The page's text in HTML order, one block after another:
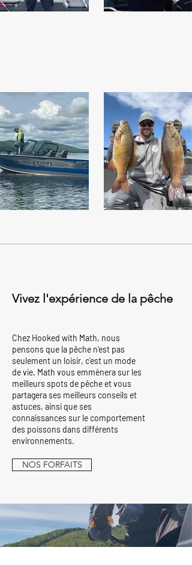
Vivez l'expérience de la pêche
Chez Hooked with Math, nous
pensons que la pêche n'est pas
seulement un loisir, c'est un mode
de vie. Math vous emmènera sur les
meilleurs spots de pêche et vous
partagera ses meilleurs conseils et
astuces, ainsi que ses
connaissances sur le comportement
des poissons dans différents
environnements.
NOS FORFAITS